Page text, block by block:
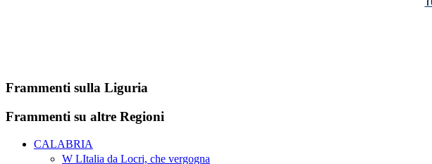
Frammenti sulla Liguria
Frammenti su altre Regioni
CALABRIA
W LItalia da Locri, che vergogna